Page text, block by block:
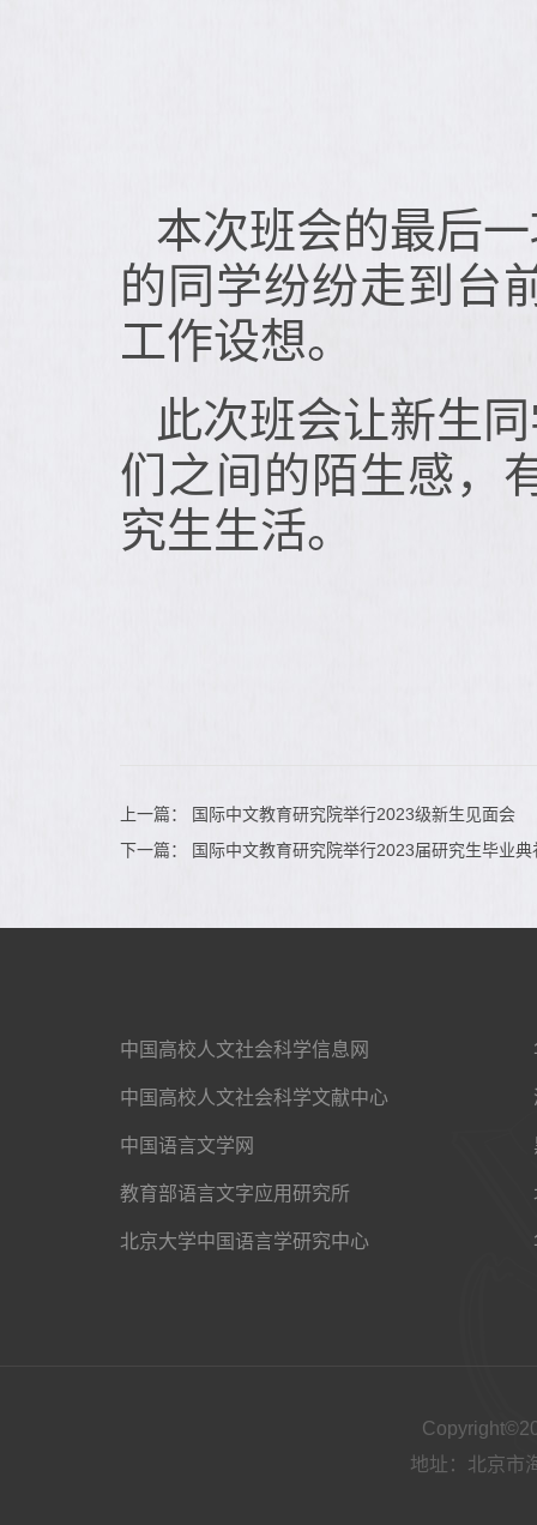
本次班会的最后
的同学纷纷走到台
工作设想。
此次班会让新生
们之间的陌生感，
究生生活。
上一篇：
国际中文教育研究院举行2023级新生见面会
下一篇：
国际中文教育研究院举行2023届研究生毕业典
中国高校人文社会科学信息网
中国高校人文社会科学文献中心
中国语言文学网
教育部语言文字应用研究所
北京大学中国语言学研究中心
地址：北京市